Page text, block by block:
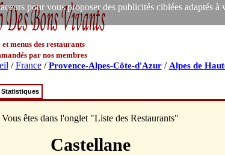
pour vous proposer des publicités ciblées adaptés à
menus des restaurants
par nos membres
/France/Provence-Alpes-Côte-d'Azur/ Alpes de
Statistiques
Vous êtes dans l'onglet "Liste des Restaurants"
Castellane